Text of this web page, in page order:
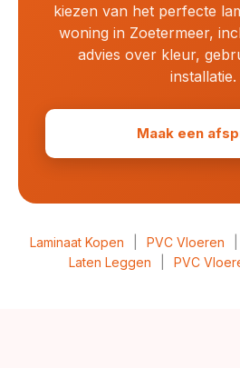
kiezen van het perfecte
woning in Zoetermeer,
advies over kleur,
installatie.
Maak een
Laminaat Kopen PVC Vloeren
Laten Leggen
PVC